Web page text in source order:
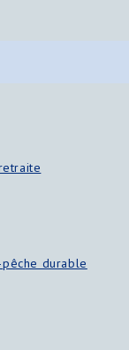
durable